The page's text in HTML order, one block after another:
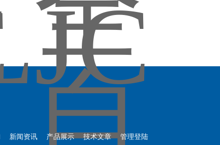
新闻资讯 产品展示 技术文章 管理登陆